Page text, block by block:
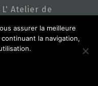
L' Atelier de
assurer la meilleure
la navigation,